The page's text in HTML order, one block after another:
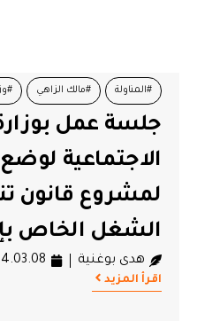
#المناولة #مالك الزاهي
جلسة عمل
الاجتماعية
لمشروع قانون
الشغل الخاص
هدى بوغنية
اقرأ المزيد